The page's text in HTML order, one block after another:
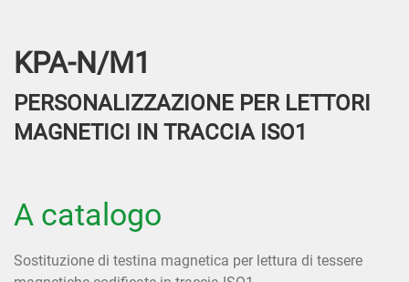
KPA-N/M1
PERSONALIZZAZIONE PER LETTORI
MAGNETICI IN TRACCIA ISO1
A catalogo
Sostituzione di testina magnetica per lettura di tessere